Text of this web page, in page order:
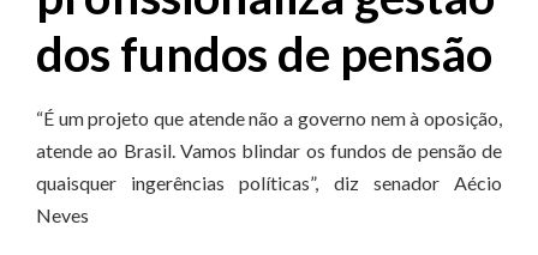
dos fundos de pensão
“É um projeto que atende não a governo nem à oposição,
atende ao Brasil. Vamos blindar os fundos de pensão de
quaisquer ingerências políticas”, diz senador Aécio
Neves